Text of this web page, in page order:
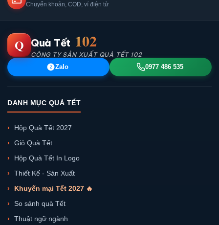
Chuyển khoản, COD, ví điện tử
Q Quà Tết 102
CÔNG TY SẢN XUẤT QUÀ TẾT 102
Z Zalo 0977 486 535
DANH MỤC QUÀ TẾT
Hộp Quà Tết 2027
Giỏ Quà Tết
Hộp Quà Tết In Logo
Thiết Kế - Sản Xuất
Khuyến mại Tết 2027 🔥
So sánh quà Tết
Thuật ngữ ngành